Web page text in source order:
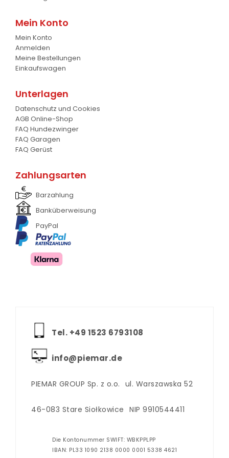
Krokodil Gabel und Schaufel
Planierschild
Silageschieber
Frontanbau Kat. 1 und Kat.2
ANDERE
Mein Konto
Mein Konto
Anmelden
Meine Bestellungen
Einkaufswagen
Unterlagen
Datenschutz und Cookies
AGB Online-Shop
FAQ Hundezwinger
FAQ Garagen
FAQ Gerüst
Zahlungsarten
Barzahlung
Banküberweisung
PayPal
Tel. +‪49 1523 6793108
info@piemar.de
PIEMAR GROUP Sp. z o.o. ul. Warszawska 52
46-083 Stare Siołkowice NIP 9910544411
Die Kontonummer SWIFT: WBKPPLPP
IBAN: PL33 1090 2138 0000 0001 5338 4621